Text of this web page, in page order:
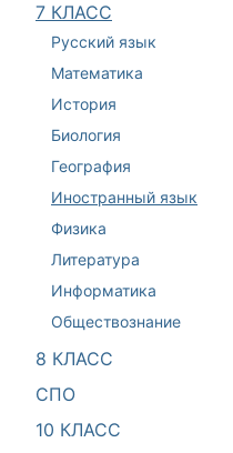
7 КЛАСС
Русский язык
Математика
История
Биология
География
Иностранный язык
Физика
Литература
Информатика
Обществознание
8 КЛАСС
СПО
10 КЛАСС